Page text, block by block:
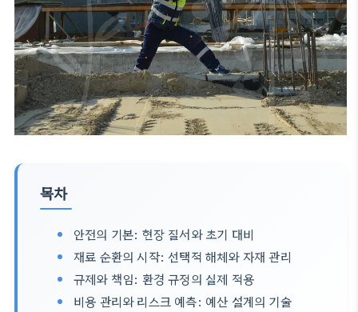
목차
안전의 기본: 현장 질서와 초기 대비
재료 순환의 시작: 선택적 해체와 자재 관리
규제와 책임: 환경 규정의 실제 적용
비용 관리와 리스크 예측: 예산 설계의 기술